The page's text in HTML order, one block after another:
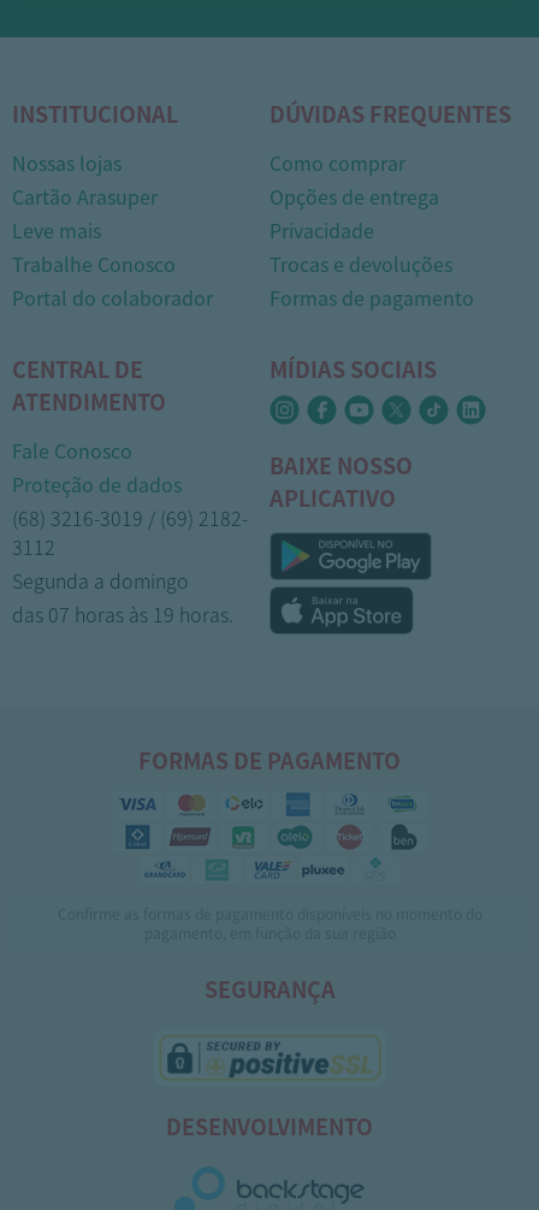
INSTITUCIONAL
Nossas lojas
Cartão Arasuper
Leve mais
Trabalhe Conosco
Portal do colaborador
DÚVIDAS FREQUENTES
Como comprar
Opções de entrega
Privacidade
Trocas e devoluções
Formas de pagamento
CENTRAL DE
ATENDIMENTO
Fale Conosco
Proteção de dados
(68) 3216-3019 / (69) 2182-
3112
Segunda a domingo
das 07 horas às 19 horas.
MÍDIAS SOCIAIS
BAIXE NOSSO
APLICATIVO
FORMAS DE PAGAMENTO
SEGURANÇA
DESENVOLVIMENTO